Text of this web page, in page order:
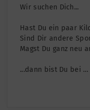
Wir suchen Dich...
Hast Du ein paar
Sind Dir andere
Magst Du ganz neu
...dann bist Du bei …